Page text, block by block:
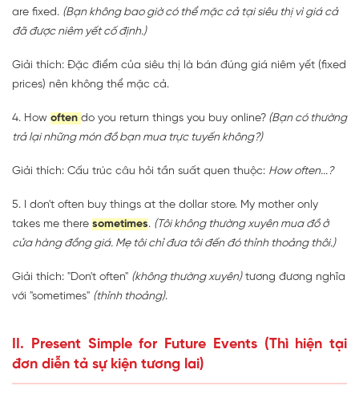
are fixed. (Bạn không bao giờ có thể mặc cả tại siêu thị vì giá cả
đã được niêm yết cố định.)
Giải thích: Đặc điểm của siêu thị là bán đúng giá niêm yết (fixed
prices) nên không thể mặc cả.
4. How often do you return things you buy online? (Bạn có thường
trả lại những món đồ bạn mua trực tuyến không?)
Giải thích: Cấu trúc câu hỏi tần suất quen thuộc: How often...?
5. I don't often buy things at the dollar store. My mother only
takes me there sometimes. (Tôi không thường xuyên mua đồ ở
cửa hàng đồng giá. Mẹ tôi chỉ đưa tôi đến đó thỉnh thoảng thôi.)
Giải thích: "Don't often" (không thường xuyên)tương đương nghĩa
với "sometimes" (thỉnh thoảng).
II. Present Simple for Future Events (Thì hiện tại
đơn diễn tả sự kiện tương lai)